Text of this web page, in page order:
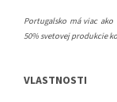
Portugalsko má viac
50% svetovej produkcie
VLASTNOSTI